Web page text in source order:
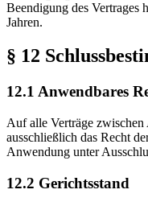
Beendigung des Vertrages
Jahren.
§ 12
12.1 Anwendbares
Auf alle Verträge
ausschließlich das Recht
Anwendung unter
12.2 Gerichtsstand